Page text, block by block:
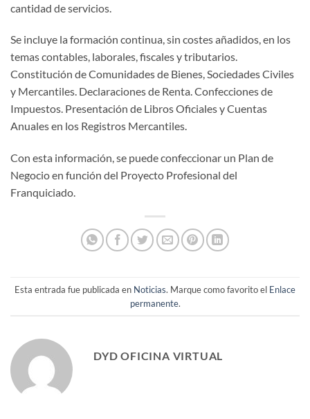
cantidad de servicios.
Se incluye la formación continua, sin costes añadidos, en los
temas contables, laborales, fiscales y tributarios.
Constitución de Comunidades de Bienes, Sociedades Civiles
y Mercantiles. Declaraciones de Renta. Confecciones de
Impuestos. Presentación de Libros Oficiales y Cuentas
Anuales en los Registros Mercantiles.
Con esta información, se puede confeccionar un Plan de
Negocio en función del Proyecto Profesional del
Franquiciado.
Esta entrada fue publicada en Noticias. Marque como favorito el Enlace
permanente.
DYD OFICINA VIRTUAL